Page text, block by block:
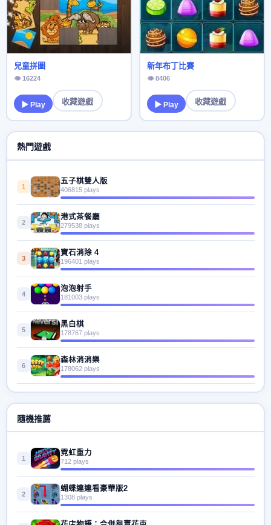
兒童拼圖
👁 16224
▶ Play 收藏遊戲
新年布丁比賽
👁 8406
▶ Play 收藏遊戲
熱門遊戲
1
五子棋雙人版
406815 plays
2
港式茶餐廳
279538 plays
3
寶石消除 4
196401 plays
4
泡泡射手
181003 plays
5
黑白棋
178767 plays
6
森林消消樂
178062 plays
隨機推薦
1
霓虹重力
712 plays
2
蝴蝶連連看豪華版2
1308 plays